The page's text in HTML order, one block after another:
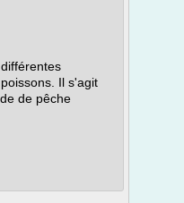
Il s'agit
de pêche